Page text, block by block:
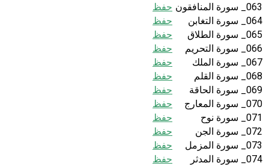
063_ سورة المنافقون
حفظ
064_ سورة التغابن
حفظ
065_ سورة الطلاق
حفظ
066_ سورة التحريم
حفظ
067_ سورة الملك
حفظ
068_ سورة القلم
حفظ
069_ سورة الحاقة
حفظ
070_ سورة المعارج
حفظ
071_ سورة نوح
حفظ
072_ سورة الجن
حفظ
073_ سورة المزمل
حفظ
074_ سورة المدثر
حفظ